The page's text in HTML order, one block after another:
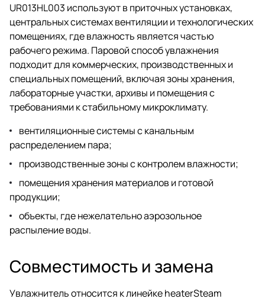
UR013HL003 используют в приточных установках,
центральных системах вентиляции и технологических
помещениях, где влажность является частью
рабочего режима. Паровой способ увлажнения
подходит для коммерческих, производственных и
специальных помещений, включая зоны хранения,
лабораторные участки, архивы и помещения с
требованиями к стабильному микроклимату.
вентиляционные системы с канальным
распределением пара;
производственные зоны с контролем влажности;
помещения хранения материалов и готовой
продукции;
объекты, где нежелательно аэрозольное
распыление воды.
Совместимость и замена
Увлажнитель относится к линейке heaterSteam